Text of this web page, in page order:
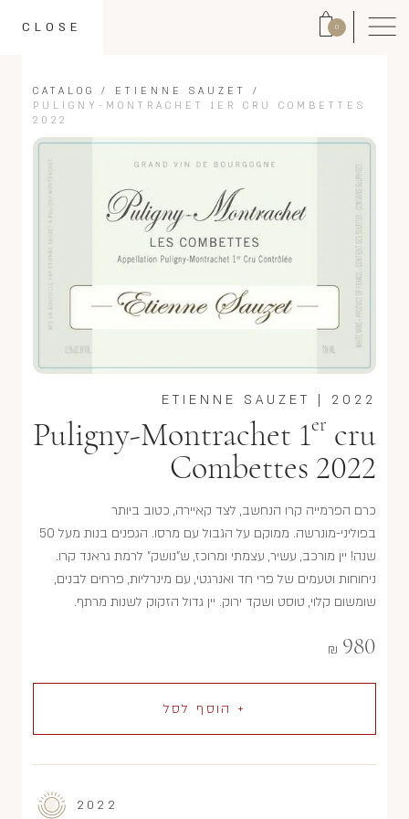
0
CLOSE
CATALOG / ETIENNE SAUZET
/
PULIGNY-MONTRACHET 1ER CRU COMBETTES
2022
2022
ETIENNE SAUZET
Puligny-Montrachet 1er cru
Combettes 2022
כרם הפרמייה קרו הנחשב, לצד קאיירה, כטוב ביותר
בפוליני-מונרשה. ממוקם על הגבול עם מרסו. הגפנים בנות מעל 50
שנה! יין מורכב, עשיר, עצמתי ומרוכז, ש"נושק" לרמת גראנד קרו.
ניחוחות וטעמים של פרי חד ואנרגטי, עם מינרליות, פרחים לבנים,
שומשום קלוי, טוסט ושקד ירוק. יין גדול הזקוק לשנות מרתף.
980
₪
+ הוסף לסל
2022